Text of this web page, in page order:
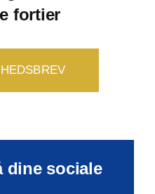
fortier
dine sociale